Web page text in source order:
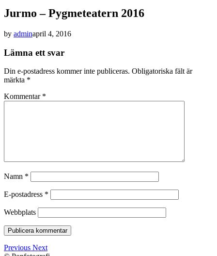
Jurmo – Pygmeteatern 2016
by adminapril 4, 2016
Lämna ett svar
Din e-postadress kommer inte publiceras. Obligatoriska fält är
märkta *
Kommentar *
Namn *
E-postadress *
Webbplats
Previous Next